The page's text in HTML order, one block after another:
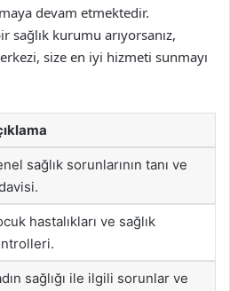
devam etmektedir.
sağlık kurumu arıyorsanız,
size en iyi hizmeti sunmayı
sağlık sorunlarının tanı ve
hastalıkları ve sağlık
sağlığı ile ilgili sorunlar ve